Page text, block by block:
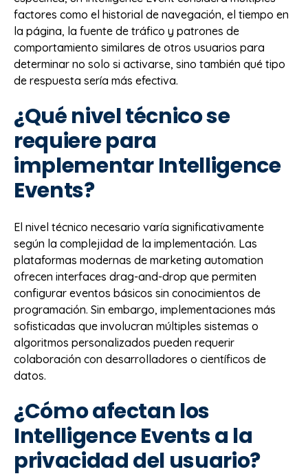
factores como el historial de navegación, el tiempo en
la página, la fuente de tráfico y patrones de
comportamiento similares de otros usuarios para
determinar no solo si activarse, sino también qué tipo
de respuesta sería más efectiva.
¿Qué nivel técnico se
requiere para
implementar Intelligence
Events?
El nivel técnico necesario varía significativamente
según la complejidad de la implementación. Las
plataformas modernas de marketing automation
ofrecen interfaces drag-and-drop que permiten
configurar eventos básicos sin conocimientos de
programación. Sin embargo, implementaciones más
sofisticadas que involucran múltiples sistemas o
algoritmos personalizados pueden requerir
colaboración con desarrolladores o científicos de
datos.
¿Cómo afectan los
Intelligence Events a la
privacidad del usuario?